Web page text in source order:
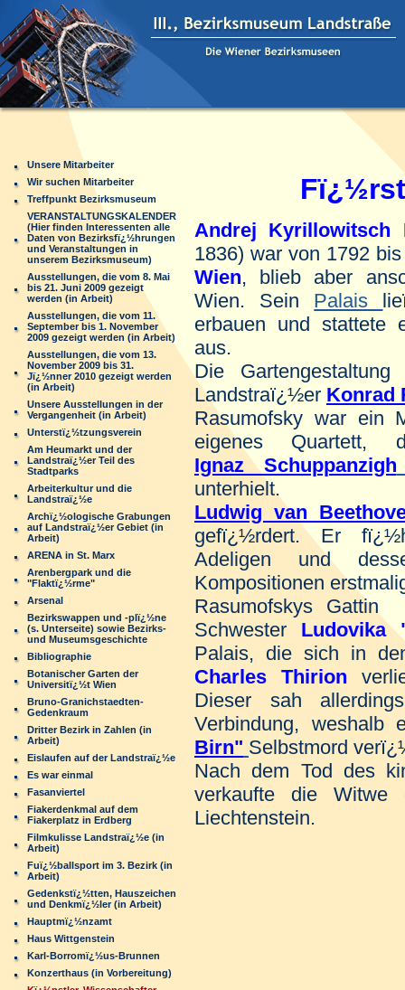
Unsere Mitarbeiter
Wir suchen Mitarbeiter
Treffpunkt Bezirksmuseum
VERANSTALTUNGSKALENDER
(Hier finden Interessenten alle
Daten von Bezirksfï¿½hrungen
und Veranstaltungen in
unserem Bezirksmuseum)
Ausstellungen, die vom 8. Mai
bis 21. Juni 2009 gezeigt
werden (in Arbeit)
Ausstellungen, die vom 11.
September bis 1. November
2009 gezeigt werden (in Arbeit)
Ausstellungen, die vom 13.
November 2009 bis 31.
Jï¿½nner 2010 gezeigt werden
(in Arbeit)
Unsere Ausstellungen in der
Vergangenheit (in Arbeit)
Unterstï¿½tzungsverein
Am Heumarkt und der
Landstraï¿½er Teil des
Stadtparks
Arbeiterkultur und die
Landstraï¿½e
Archï¿½ologische Grabungen
auf Landstraï¿½er Gebiet (in
Arbeit)
ARENA in St. Marx
Arenbergpark und die
"Flaktï¿½rme"
Arsenal
Bezirkswappen und -plï¿½ne
(s. Unterseite) sowie Bezirks-
und Museumsgeschichte
Bibliographie
Botanischer Garten der
Universitï¿½t Wien
Bruno-Granichstaedten-
Gedenkraum
Dritter Bezirk in Zahlen (in
Arbeit)
Eislaufen auf der Landstraï¿½e
Es war einmal
Fasanviertel
Fiakerdenkmal auf dem
Fiakerplatz in Erdberg
Filmkulisse Landstraï¿½e (in
Arbeit)
Fuï¿½ballsport im 3. Bezirk (in
Arbeit)
Gedenkstï¿½tten, Hauszeichen
und Denkmï¿½ler (in Arbeit)
Hauptmï¿½nzamt
Haus Wittgenstein
Karl-Borromï¿½us-Brunnen
Konzerthaus (in Vorbereitung)
Andrej Kyrillowitsch
1836) war von 1792
Wien, blieb aber
Wien. Sein Palais
erbauen und stattete
aus.
Die
Landstraï¿½er Konrad
Rasumofsky war ein
eigenes Quartett,
Ignaz Schuppanzigh
unterhielt.
Ludwig van
gefï¿½rdert. Er
Adeligen und
Kompositionen
Rasumofskys Gattin
Schwester
Palais, die sich in
Charles Thirion
Dieser sah
Verbindung, weshalb
Birn" Selbstmord
Nach dem Tod des
verkaufte die
Liechtenstein.